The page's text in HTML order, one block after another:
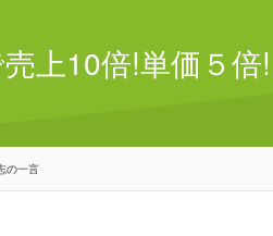
上10倍!単価５倍!
一言